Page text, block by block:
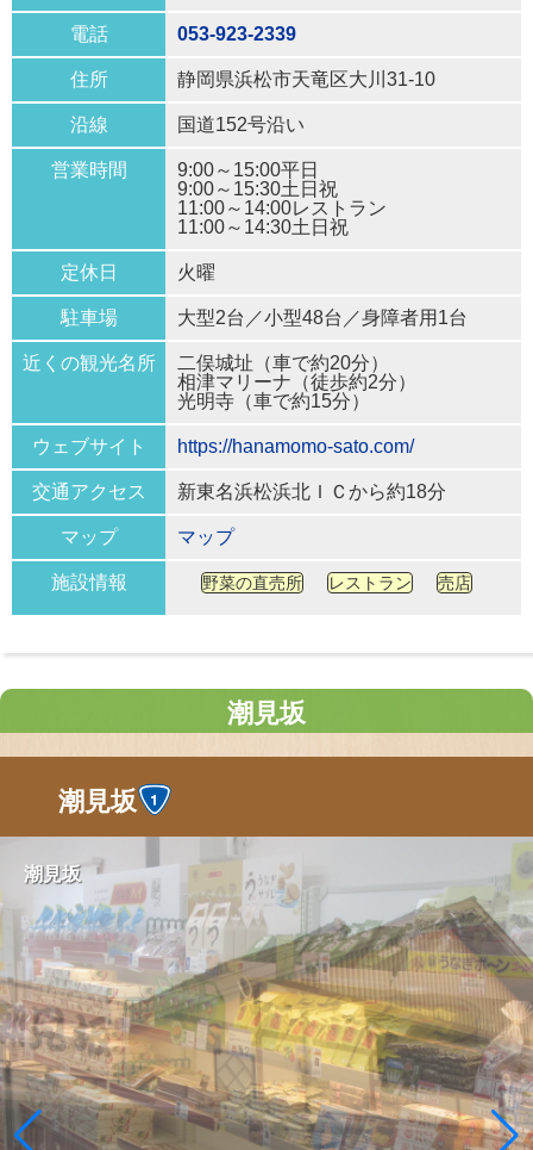
電話 053-923-2339
住所 静岡県浜松市天竜区大川31-10
沿線 国道152号沿い
営業時間
9:00～15:00平日
9:00～15:30土日祝
11:00～14:00レストラン
11:00～14:30土日祝
定休日 火曜
駐車場 大型2台／小型48台／身障者用1台
近くの観光名所
二俣城址（車で約20分）
相津マリーナ（徒歩約2分）
光明寺（車で約15分）
ウェブサイト https://hanamomo-sato.com/
交通アクセス 新東名浜松浜北ＩＣから約18分
マップ マップ
施設情報 野菜の直売所 レストラン 売店
潮見坂
潮見坂
潮見坂